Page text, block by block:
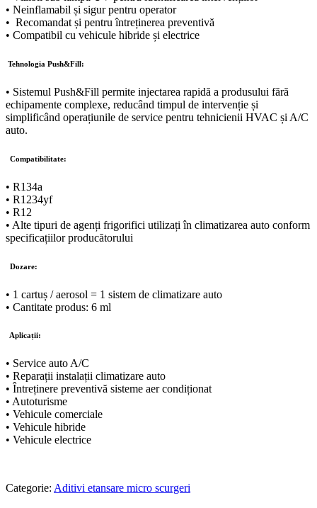
• Neinflamabil și sigur pentru operator
• Recomandat și pentru întreținerea preventivă
• Compatibil cu vehicule hibride și electrice
Tehnologia Push&Fill:
• Sistemul Push&Fill permite injectarea rapidă a produsului fără
echipamente complexe, reducând timpul de intervenție și
simplificând operațiunile de service pentru tehnicienii HVAC și A/C
auto.
Compatibilitate:
• R134a
• R1234yf
• R12
• Alte tipuri de agenți frigorifici utilizați în climatizarea auto conform
specificațiilor producătorului
Dozare:
• 1 cartuș / aerosol = 1 sistem de climatizare auto
• Cantitate produs: 6 ml
Aplicații:
• Service auto A/C
• Reparații instalații climatizare auto
• Întreținere preventivă sisteme aer condiționat
• Autoturisme
• Vehicule comerciale
• Vehicule hibride
• Vehicule electrice
Categorie: Aditivi etansare micro scurgeri